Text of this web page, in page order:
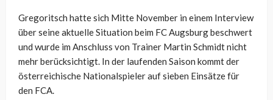
Gregoritsch hatte sich Mitte November in einem Interview
über seine aktuelle Situation beim FC Augsburg beschwert
und wurde im Anschluss von Trainer Martin Schmidt nicht
mehr berücksichtigt. In der laufenden Saison kommt der
österreichische Nationalspieler auf sieben Einsätze für
den FCA.